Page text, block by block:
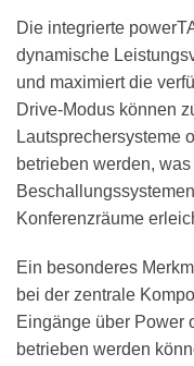
Die integrierte
dynamische
und maximiert die
Drive-Modus können
Lautsprechersysteme
betrieben werden,
Konferenzräume
Ein besonderes
bei der zentrale
Eingänge über Power
betrieben werden